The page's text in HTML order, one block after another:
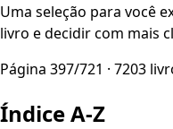
Uma seleção para você
livro e decidir com mais
Página 397/721 · 7203
Índice A-Z